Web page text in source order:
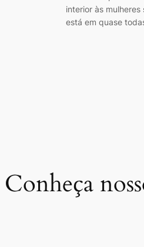
interior às
está em quase
Conheça